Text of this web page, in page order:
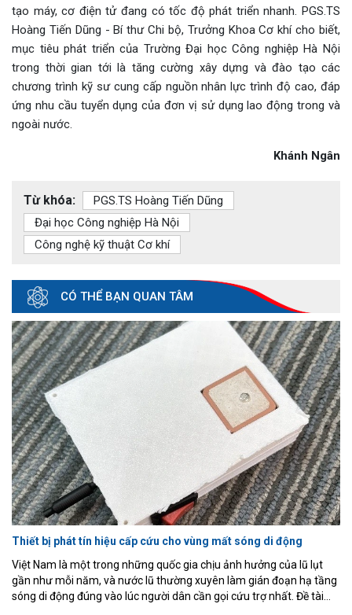
tạo máy, cơ điện tử đang có tốc độ phát triển nhanh. PGS.TS
Hoàng Tiến Dũng - Bí thư Chi bộ, Trưởng Khoa Cơ khí cho biết,
mục tiêu phát triển của Trường Đại học Công nghiệp Hà Nội
trong thời gian tới là tăng cường xây dựng và đào tạo các
chương trình kỹ sư cung cấp nguồn nhân lực trình độ cao, đáp
ứng nhu cầu tuyển dụng của đơn vị sử dụng lao động trong và
ngoài nước.
Khánh Ngân
Từ khóa:
PGS.TS Hoàng Tiến Dũng
Đại học Công nghiệp Hà Nội
Công nghệ kỹ thuật Cơ khí
CÓ THỂ BẠN QUAN TÂM
Thiết bị phát tín hiệu cấp cứu cho vùng mất sóng di động
Việt Nam là một trong những quốc gia chịu ảnh hưởng của lũ lụt
gần như mỗi năm, và nước lũ thường xuyên làm gián đoạn hạ tầng
sóng di động đúng vào lúc người dân cần gọi cứu trợ nhất. Đề tài